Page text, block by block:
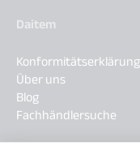
Daitem
Über uns
Blog
Fachhändlersuche